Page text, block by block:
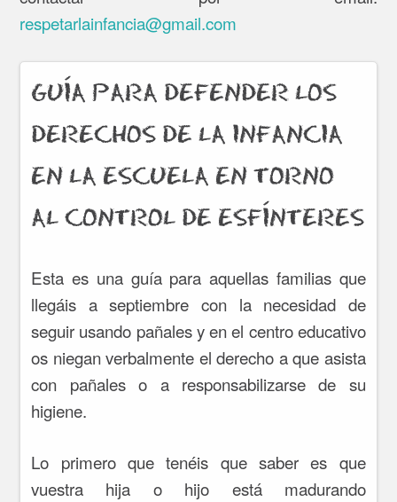
respetarlainfancia@gmail.com
GUÍA PARA DEFENDER LOS
DERECHOS DE LA INFANCIA
EN LA ESCUELA EN TORNO
AL CONTROL DE ESFÍNTERES
Esta es una guía para aquellas familias que
llegáis a septiembre con la necesidad de
seguir usando pañales y en el centro educativo
os niegan verbalmente el derecho a que asista
con pañales o a responsabilizarse de su
higiene.
Lo primero que tenéis que saber es que
vuestra hija o hijo está madurando